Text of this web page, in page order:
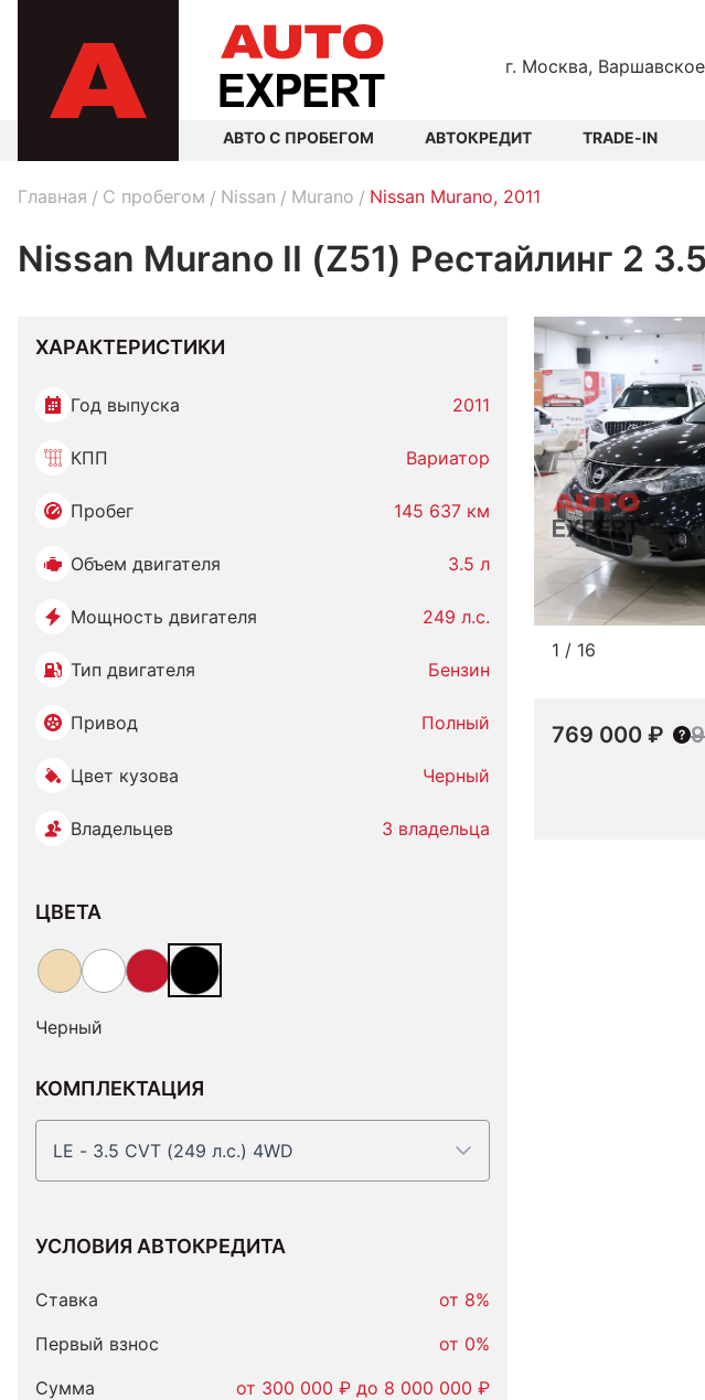
г. Москва,
АВТО С ПРОБЕГОМ АВТОКРЕДИТ TRADE-IN
Главная C пробегом Nissan Murano Nissan Murano, 2011
Nissan Murano II (Z51) Рестайлинг 2
ХАРАКТЕРИСТИКИ
Год выпуска 2011
КПП Вариатор
Пробег 145 637 км
Объем двигателя 3.5 л
Мощность двигателя 249 л.с.
Тип двигателя Бензин
Привод Полный
Цвет кузова Черный
Владельцев 3 владельца
ЦВЕТА
Черный
КОМПЛЕКТАЦИЯ
LE - 3.5 CVT (249 л.с.) 4WD
УСЛОВИЯ АВТОКРЕДИТА
Ставка
от 8%
Первый взнос
от 0%
Сумма
от 300 000 ₽ до 8 000 000 ₽
1 / 16
769 000 ₽